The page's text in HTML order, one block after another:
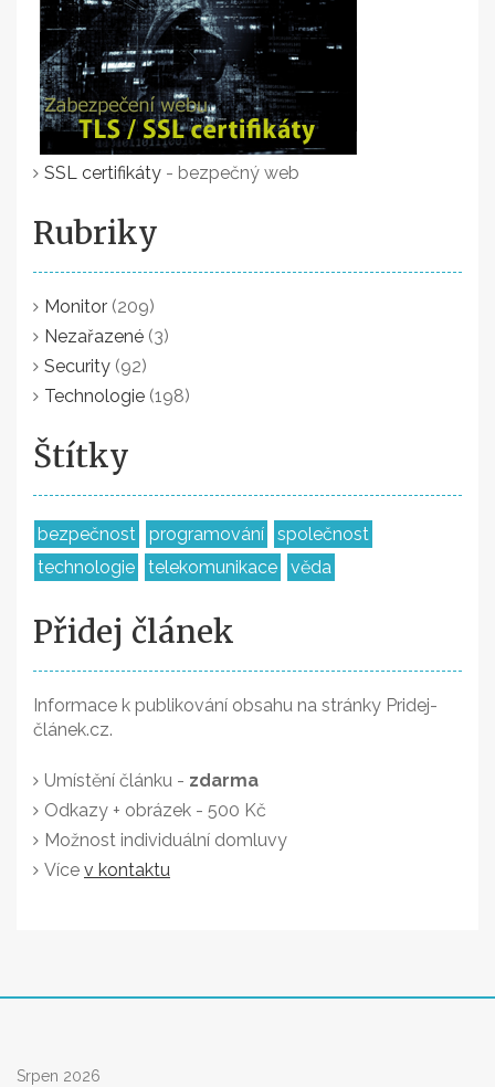
SSL certifikáty - bezpečný web
Rubriky
Monitor (209)
Nezařazené (3)
Security (92)
Technologie (198)
Štítky
bezpečnost programování
společnost
technologie
telekomunikace věda
Přidej článek
Informace k publikování obsahu na stránky Pridej-
článek.cz.
Umístění článku - zdarma
Odkazy + obrázek - 500 Kč
Možnost individuální domluvy
Více v kontaktu
Srpen 2026